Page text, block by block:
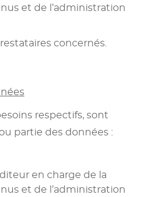
et de l’administration
concernés.
respectifs, sont
partie des données :
en charge de la
et de l’administration